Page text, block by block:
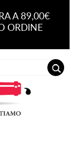
A 89,00€
ORDINE